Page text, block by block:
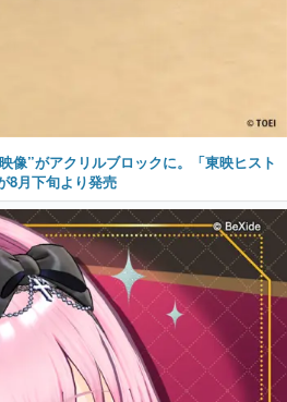
像”がアクリルブロックに。「東映ヒスト
8月下旬より発売